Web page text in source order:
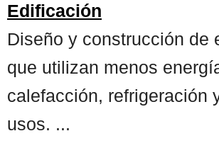
Edificación
Diseño y construcción de
que utilizan menos
calefacción, refrigeración
usos. ...